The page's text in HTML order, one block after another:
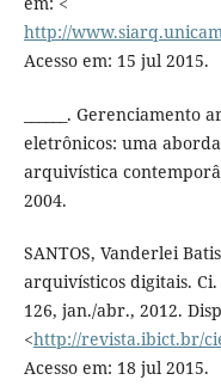
http://
Acesso em: 15 jul 2015.
______.
eletrônicos: uma
arquivística
2004.
SANTOS, Vanderlei
arquivísticos digitais.
126, jan./abr., 2012.
<http://revista.ibict.br/
Acesso em: 18 jul 2015.